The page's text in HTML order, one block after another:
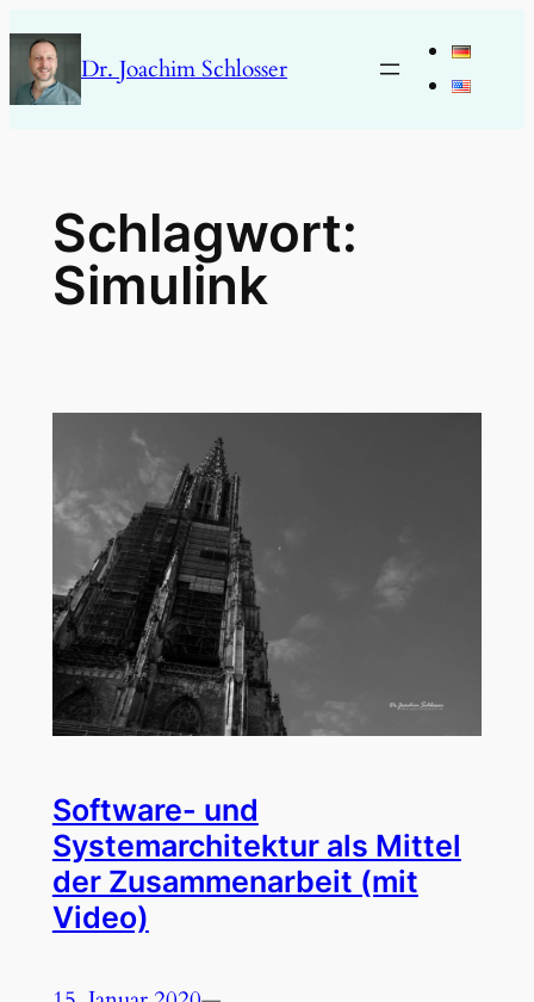
Inhalt
springen
Dr. Joachim Schlosser
Schlagwort:
Simulink
Software- und
Systemarchitektur als Mittel
der Zusammenarbeit (mit
Video)